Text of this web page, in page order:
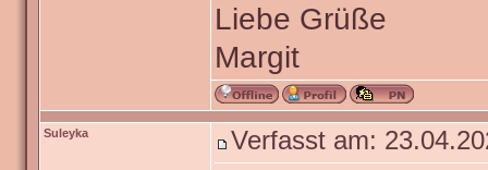
Liebe Grüße
Margit
Suleyka Verfasst am: